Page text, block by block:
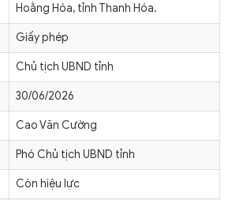
Hoằng Hóa, tỉnh Thanh Hóa.
Giấy phép
Chủ tịch UBND tỉnh
30/06/2026
Cao Văn Cường
Phó Chủ tịch UBND tỉnh
Còn hiệu lực